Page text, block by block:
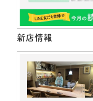
新店情報